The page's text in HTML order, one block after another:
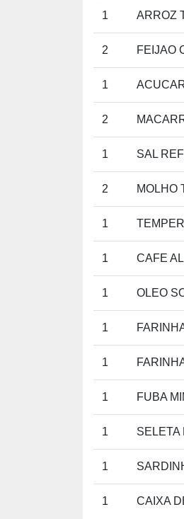
1 ARROZ
2 FEIJAO
1
2
1 SAL
2 MOLHO
1
1 CAFE
1 OLEO
1
1
1 FUBA
1 SELETA
1
1 CAIXA